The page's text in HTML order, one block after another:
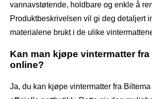
vannavstøtende, holdbare og enkle å
Produktbeskrivelsen vil gi deg detaljert
materialene brukt i de ulike
Kan man kjøpe vintermatter fra
online?
Ja, du kan kjøpe vintermatter fra